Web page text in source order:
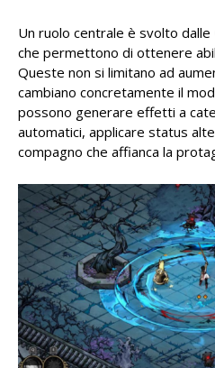
Un ruolo centrale è svolto dalle
che permettono di ottenere
Queste non si limitano ad
cambiano concretamente il
possono generare effetti a
automatici, applicare status
compagno che affianca la